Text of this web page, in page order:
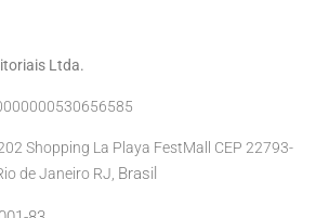
Ltda.
Shopping La Playa FestMall CEP 22793-
de Janeiro RJ, Brasil